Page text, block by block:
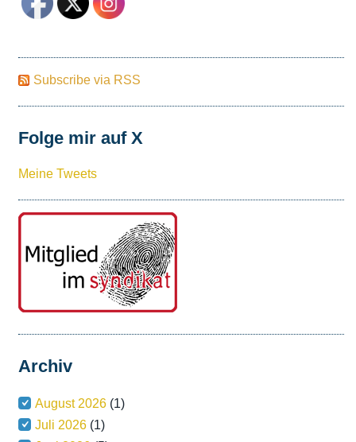
Subscribe via RSS
Folge mir auf X
Meine Tweets
Archiv
August 2026 (1)
Juli 2026 (1)